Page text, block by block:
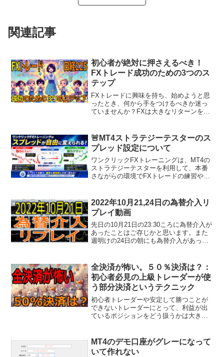
関連記事
初心者が絶対に押さえるべき！
FXトレード成功のための3つのス
テップ
FXトレードに興味を持ち、始めようと思
ったとき、何から手をつけるべきか迷っ
ていませんか？FXは大きなリターンを期
スクもあります。成功を目指すために
は、正しい知識と計画的...
🚨MT4ストラテジーテスターのス
プレッド設定について
ワンクリックFXトレーニングは、MT4の
ストラテジーテスターを利用して、本番
さながらの環境でFXトレードの練習や過
ら上級者の戦略検証まで幅広く活用され
ています。相場が止...
2022年10月21,24日の為替介入リ
プレイ動画
先日の10月21日の23:30ころに為替介入が
あったことはご存じかと思います。また
週明けの24日の朝にも為替介入があった
す。その介入があったチャートを別の通
貨ペアやインデ...
全決済が怖い。５０％決済は？：
初心者必見の上級トレーダーが使
う部分決済というテクニック
初心者トレーダーや安定して勝つことが
できないトレーダーにとって、利益が出
ているポジションをどう扱うかは大きな
らどうしよう」といった葛藤に悩むこと
は少なくありません。そん...
MT4のデモ口座がグレーになって
いて作れない